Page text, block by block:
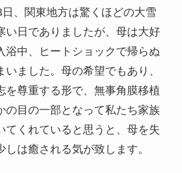
、関東地方は驚くほどの大雪
い日でありましたが、母は大好
浴中、ヒートショックで帰らぬ
いました。母の希望でもあり、
を尊重する形で、無事角膜移植
の目の一部となって私たち家族
てくれていると思うと、母を失
しは癒される気が致します。